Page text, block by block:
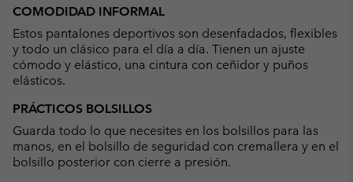
COMODIDAD INFORMAL
Estos pantalones deportivos son desenfadados, flexibles
y todo un clásico para el día a día. Tienen un ajuste
cómodo y elástico, una cintura con ceñidor y puños
elásticos.
PRÁCTICOS BOLSILLOS
Guarda todo lo que necesites en los bolsillos para las
manos, en el bolsillo de seguridad con cremallera y en el
bolsillo posterior con cierre a presión.